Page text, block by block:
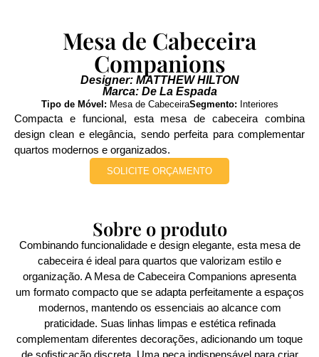
Mesa de Cabeceira
Companions
Designer: MATTHEW HILTON
Marca: De La Espada
Tipo de Móvel: Mesa de CabeceiraSegmento: Interiores
Compacta e funcional, esta mesa de cabeceira combina
design clean e elegância, sendo perfeita para complementar
quartos modernos e organizados.
SOLICITE ORÇAMENTO
Sobre o produto
Combinando funcionalidade e design elegante, esta mesa de
cabeceira é ideal para quartos que valorizam estilo e
organização. A Mesa de Cabeceira Companions apresenta
um formato compacto que se adapta perfeitamente a espaços
modernos, mantendo os essenciais ao alcance com
praticidade. Suas linhas limpas e estética refinada
complementam diferentes decorações, adicionando um toque
de sofisticação discreta. Uma peça indispensável para criar